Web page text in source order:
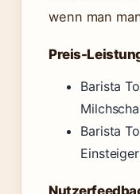
wenn man
Preis-
Barista
Barista